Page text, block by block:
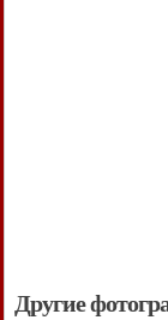
Другие